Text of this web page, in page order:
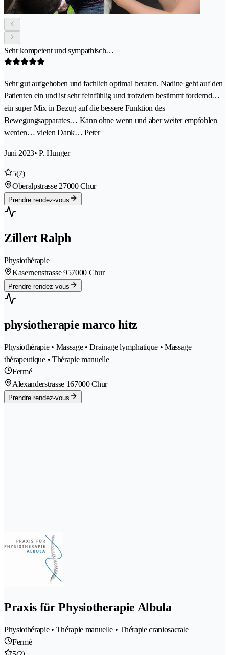
Sehr kompetent und sympathisch…
Sehr gut aufgehoben und fachlich optimal beraten. Nadine geht auf den
Patienten ein und ist sehr feinfühlig und trotzdem bestimmt fordernd…
ein super Mix in Bezug auf die bessere Funktion des
Bewegungsapparates… Kann ohne wenn und aber weiter empfohlen
werden… vielen Dank… Peter
Juni 2023• P. Hunger
5(7)
Oberalpstrasse 27000 Chur
Prendre rendez-vous
Zillert Ralph
Physiothérapie
Kasernenstrasse 957000 Chur
Prendre rendez-vous
physiotherapie marco hitz
Physiothérapie • Massage • Drainage lymphatique • Massage
thérapeutique • Thérapie manuelle
Fermé
Alexanderstrasse 167000 Chur
Prendre rendez-vous
Praxis für Physiotherapie Albula
Physiothérapie • Thérapie manuelle • Thérapie craniosacrale
Fermé